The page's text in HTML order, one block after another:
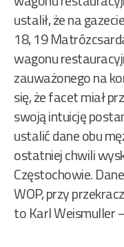
ustalił, że na
18, 19
wagonu
zauważonego na
się, że facet miał
swoją intuicję
ustalić dane obu
ostatniej chwili
Częstochowie.
WOP, przy
to Karl Weismuller